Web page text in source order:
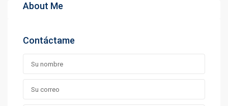
About Me
Contáctame